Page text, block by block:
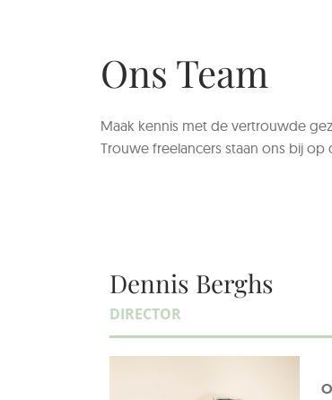
Ons Team
Maak kennis met de vertrouwde
Trouwe freelancers staan ons bij
Dennis Berghs
DIRECTOR